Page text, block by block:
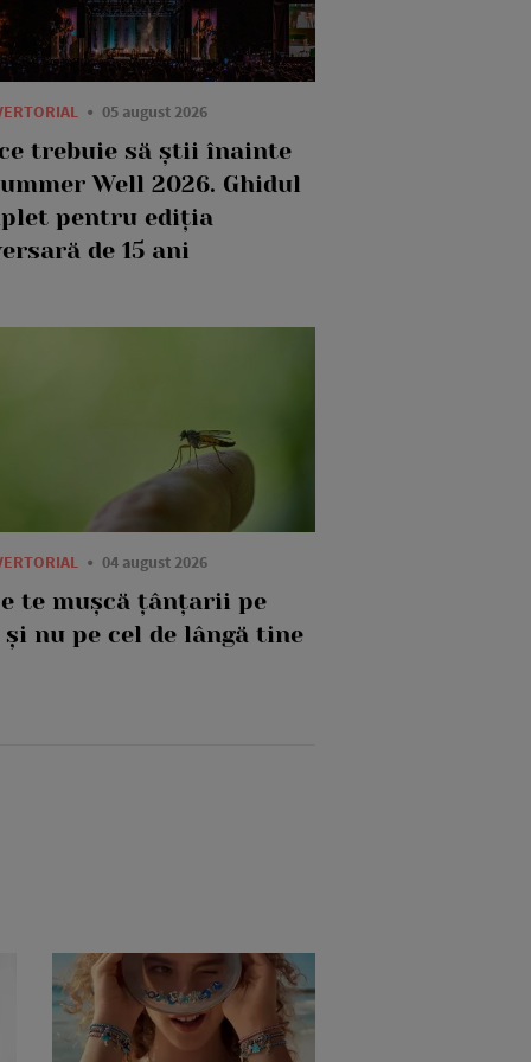
05 august 2026
trebuie să știi înainte
Well 2026. Ghidul
pentru ediția
de 15 ani
04 august 2026
te mușcă țânțarii pe
nu pe cel de lângă tine